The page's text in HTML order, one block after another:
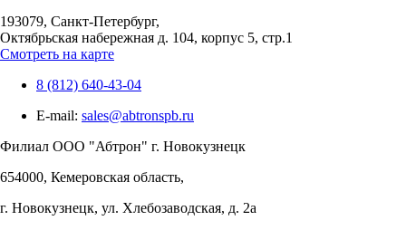
193079, Санкт-Петербург,
Октябрьская набережная д. 104, корпус 5, стр.1
Смотреть на карте
8 (812) 640-43-04
E-mail: sales@abtronspb.ru
Филиал OOO "Абтрон" г. Новокузнецк
654000, Кемеровская область,
г. Новокузнецк, ул. Хлебозаводская, д. 2а